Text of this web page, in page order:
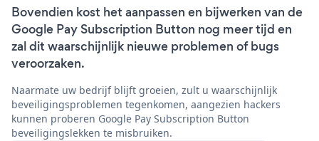
Bovendien kost het aanpassen en bijwerken van de
Google Pay Subscription Button nog meer tijd en
zal dit waarschijnlijk nieuwe problemen of bugs
veroorzaken.
Naarmate uw bedrijf blijft groeien, zult u waarschijnlijk
beveiligingsproblemen tegenkomen, aangezien hackers
kunnen proberen Google Pay Subscription Button
beveiligingslekken te misbruiken.